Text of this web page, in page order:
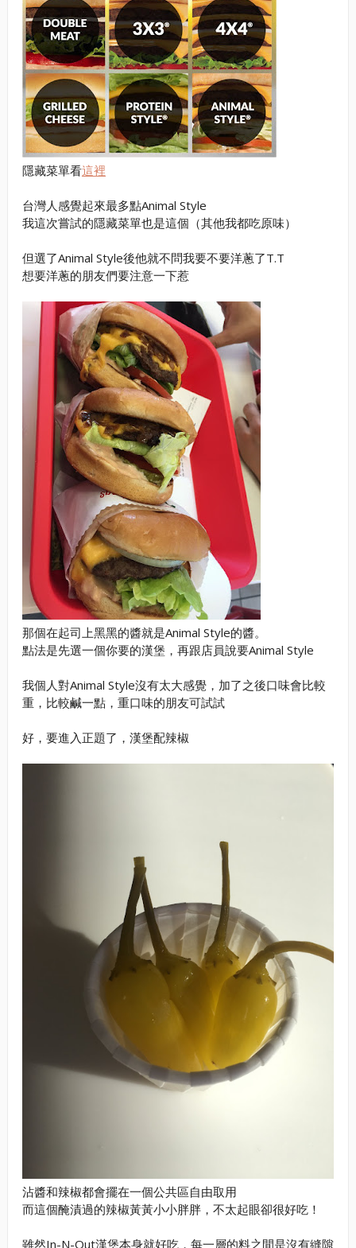
隱藏菜單看這裡
台灣人感覺起來最多點Animal Style
我這次嘗試的隱藏菜單也是這個（其他我都吃原味）
但選了Animal Style後他就不問我要不要洋蔥了T.T
想要洋蔥的朋友們要注意一下惹
那個在起司上黑黑的醬就是Animal Style的醬。
點法是先選一個你要的漢堡，再跟店員說要Animal Style
我個人對Animal Style沒有太大感覺，加了之後口味會比較
重，比較鹹一點，重口味的朋友可試試
好，要進入正題了，漢堡配辣椒
沾醬和辣椒都會擺在一個公共區自由取用
而這個醃漬過的辣椒黃黃小小胖胖，不太起眼卻很好吃！
雖然In-N-Out漢堡本身就好吃，每一層的料之間是沒有縫隙